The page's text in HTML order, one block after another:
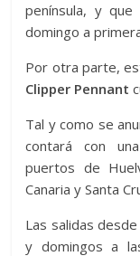
península, y que
domingo a
Por otra parte,
Clipper Pennant
Tal y como se
contará con
puertos de
Canaria y Santa
Las salidas
y domingos a